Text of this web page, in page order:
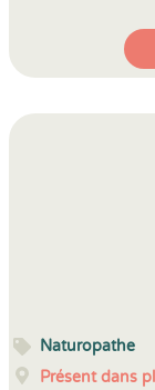
Naturopathe
Présent dans